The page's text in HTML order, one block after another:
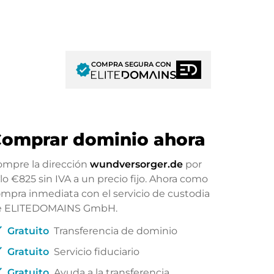
verifiedCOMPRA SEGURA CON
dominio ahora
la direcciónwundversorger.de por
€825sin IVA a un precio fijo. Ahora como
inmediata con el servicio de custodia
ELITEDOMAINS GmbH.
Gratuito Transferencia de dominio
Gratuito Servicio fiduciario